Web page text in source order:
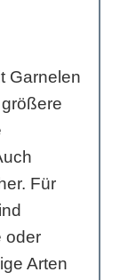
Garnelen
Für
oder
Arten